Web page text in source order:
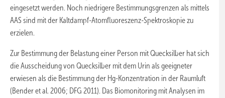
eingesetzt werden. Noch niedrigere Bestimmungsgrenzen als mittels
AAS sind mit der Kaltdampf-Atomfluoreszenz-Spektroskopie zu
erzielen.
Zur Bestimmung der Belastung einer Person mit Quecksilber hat sich
die Ausscheidung von Quecksilber mit dem Urin als geeigneter
erwiesen als die Bestimmung der Hg-Konzentration in der Raumluft
(Bender et al. 2006; DFG 2011). Das Biomonitoring mit Analysen im